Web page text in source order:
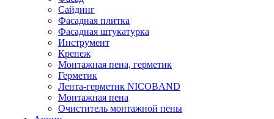
Сайдинг
Фасадная плитка
Фасадная штукатурка
Инструмент
Крепеж
Монтажная пена, герметик
Герметик
Лента-герметик NICOBAND
Монтажная пена
Очиститель монтажной пены